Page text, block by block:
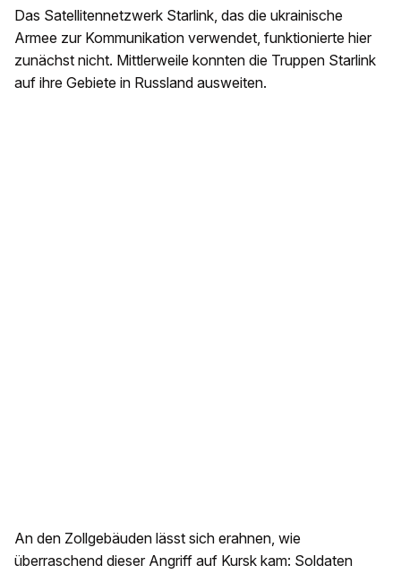
Das Satellitennetzwerk Starlink, das die ukrainische
Armee zur Kommunikation verwendet, funktionierte hier
zunächst nicht. Mittlerweile konnten die Truppen Starlink
auf ihre Gebiete in Russland ausweiten.
An den Zollgebäuden lässt sich erahnen, wie
überraschend dieser Angriff auf Kursk kam: Soldaten